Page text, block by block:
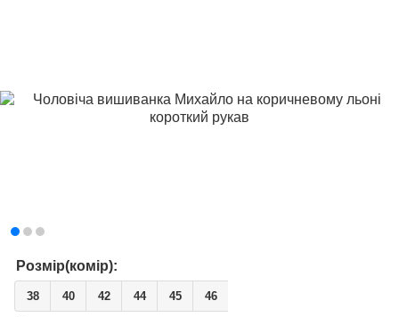
Розмір(комір):
38 40 42 44 45 46